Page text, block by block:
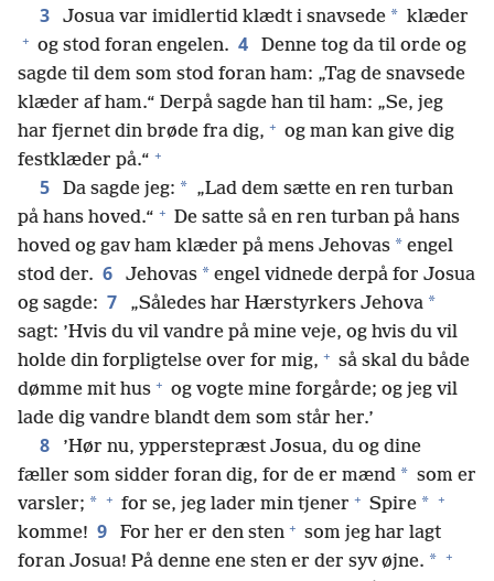
3 Josua var imidlertid klædt i snavsede * klæder
+ og stod foran engelen. 4
Denne tog da til orde og
sagde til dem som stod foran ham: „Tag de snavsede
klæder af ham.“ Derpå sagde han til ham: „Se, jeg
har fjernet din brøde fra dig, + og man kan give dig
festklæder på.“ +
5 Da sagde jeg: * „Lad dem sætte en ren turban
på hans hoved.“ + De satte så en ren turban på hans
hoved og gav ham klæder på mens Jehovas * engel
stod der. 6 Jehovas * engel vidnede derpå for Josua
og sagde: 7 „Således har Hærstyrkers Jehova *
sagt: ’Hvis du vil vandre på mine veje, og hvis du vil
holde din forpligtelse over for mig, + så skal du både
dømme mit hus + og vogte mine forgårde; og jeg vil
lade dig vandre blandt dem som står her.’
8
’Hør nu, ypperstepræst Josua, du og dine
fæller som sidder foran dig, for de er mænd * som er
varsler; * + for se, jeg lader min tjener + Spire * +
komme! 9 For her er den sten + som jeg har lagt
foran Josua! På denne ene sten er der syv øjne. * +